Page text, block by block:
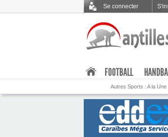
Se connecter
FOOTBALL
Autres Sports : A la Une